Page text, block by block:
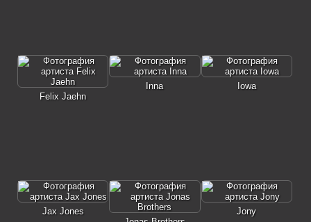
Felix Jaehn
Inna Iowa
Jax Jones
Jony